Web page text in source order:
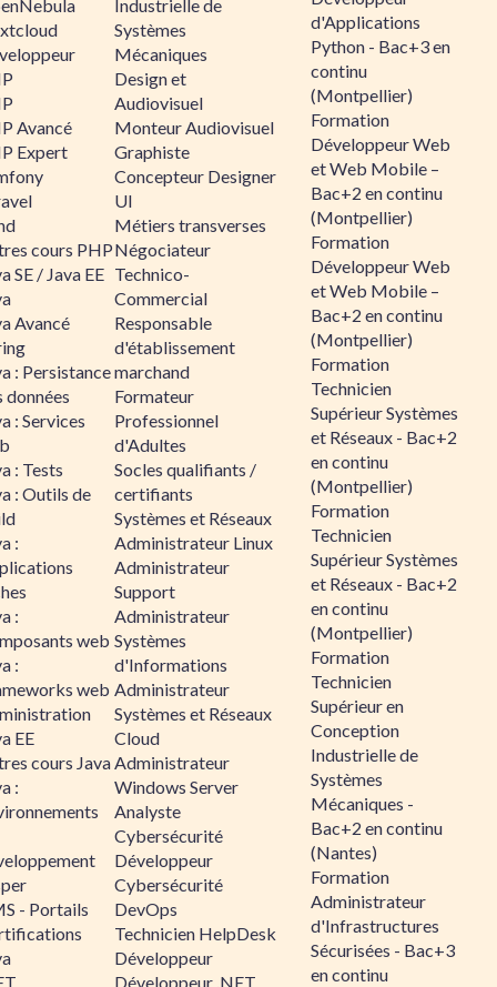
Avancé
Expert
cours PHP
SE / Java EE
Avancé
: Persistance
données
: Services
: Tests
: Outils de
:
:
web
:
web
EE
cours Java
:
- Portails
Industrielle de
Systèmes
Mécaniques
Design et
Audiovisuel
Monteur Audiovisuel
Graphiste
Concepteur Designer
UI
Métiers transverses
Négociateur
Technico-
Commercial
Responsable
d'établissement
marchand
Formateur
Professionnel
d'Adultes
Socles qualifiants /
certifiants
Systèmes et Réseaux
Administrateur Linux
Administrateur
Support
Administrateur
Systèmes
d'Informations
Administrateur
Systèmes et Réseaux
Cloud
Administrateur
Windows Server
Analyste
Cybersécurité
Développeur
Cybersécurité
DevOps
Technicien HelpDesk
Développeur
Développeur .NET
d'Applications
Python - Bac+3 en
continu
(Montpellier)
Formation
Développeur Web
et Web Mobile –
Bac+2 en continu
(Montpellier)
Formation
Développeur Web
et Web Mobile –
Bac+2 en continu
(Montpellier)
Formation
Technicien
Supérieur Systèmes
et Réseaux - Bac+2
en continu
(Montpellier)
Formation
Technicien
Supérieur Systèmes
et Réseaux - Bac+2
en continu
(Montpellier)
Formation
Technicien
Supérieur en
Conception
Industrielle de
Systèmes
Mécaniques -
Bac+2 en continu
(Nantes)
Formation
Administrateur
d'Infrastructures
Sécurisées - Bac+3
en continu